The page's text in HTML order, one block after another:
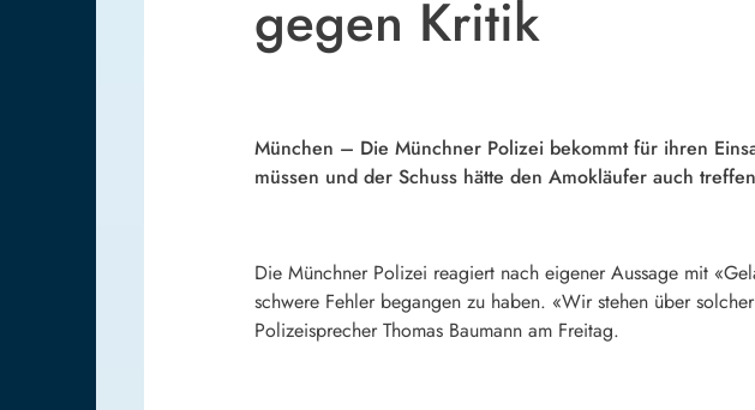
gegen Kritik
München – Die Münchner Polizei bekommt für ihren
müssen und der Schuss hätte den Amokläufer auch
Die Münchner Polizei reagiert nach eigener Aussage mit
schwere Fehler begangen zu haben. «Wir stehen über
Polizeisprecher Thomas Baumann am Freitag.